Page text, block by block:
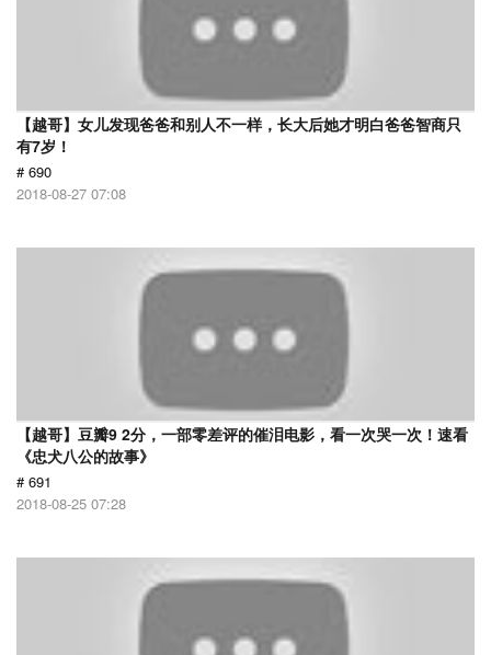
【越哥】女儿发现爸爸和别人不一样，长大后她才明白爸爸智商只
有7岁！
# 690
2018-08-27 07:08
【越哥】豆瓣9 2分，一部零差评的催泪电影，看一次哭一次！速看
《忠犬八公的故事》
# 691
2018-08-25 07:28